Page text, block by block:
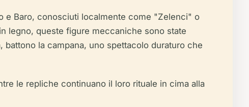
e Baro, conosciuti localmente come "Zelenci" o
legno, queste figure meccaniche sono state
la campana, uno spettacolo duraturo che
le repliche continuano il loro rituale in cima alla